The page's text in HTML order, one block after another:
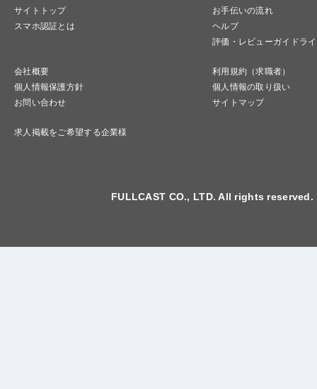
サイトトップ
お手伝いの流れ
スマホ認証とは
ヘルプ
評価・レビューガイドラ
会社概要
利用規約（求職者）
個人情報保護方針
個人情報の取り扱い
お問い合わせ
サイトマップ
求人掲載をご希望する企業様
FULLCAST CO., LTD. All rights reserved.